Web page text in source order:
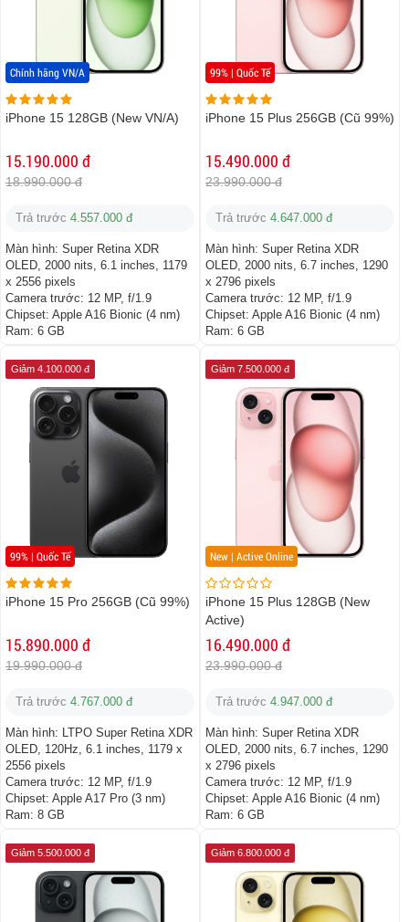
Chính hãng VN/A
iPhone 15 128GB (New VN/A)
15.190.000 đ
18.990.000 đ
Trả trước 4.557.000 đ
Màn hình: Super Retina XDR
OLED, 2000 nits, 6.1 inches, 1179
x 2556 pixels
Camera trước: 12 MP, f/1.9
Chipset: Apple A16 Bionic (4 nm)
Ram: 6 GB
99% | Quốc Tế
iPhone 15 Plus 256GB (Cũ 99%)
15.490.000 đ
23.990.000 đ
Trả trước 4.647.000 đ
Màn hình: Super Retina XDR
OLED, 2000 nits, 6.7 inches, 1290
x 2796 pixels
Camera trước: 12 MP, f/1.9
Chipset: Apple A16 Bionic (4 nm)
Ram: 6 GB
99% | Quốc Tế
Giảm 4.100.000 đ
iPhone 15 Pro 256GB (Cũ 99%)
15.890.000 đ
19.990.000 đ
Trả trước 4.767.000 đ
Màn hình: LTPO Super Retina XDR
OLED, 120Hz, 6.1 inches, 1179 x
2556 pixels
Camera trước: 12 MP, f/1.9
Chipset: Apple A17 Pro (3 nm)
Ram: 8 GB
New | Active Online
Giảm 7.500.000 đ
iPhone 15 Plus 128GB (New
Active)
16.490.000 đ
23.990.000 đ
Trả trước 4.947.000 đ
Màn hình: Super Retina XDR
OLED, 2000 nits, 6.7 inches, 1290
x 2796 pixels
Camera trước: 12 MP, f/1.9
Chipset: Apple A16 Bionic (4 nm)
Ram: 6 GB
Giảm 5.500.000 đ Giảm 6.800.000 đ